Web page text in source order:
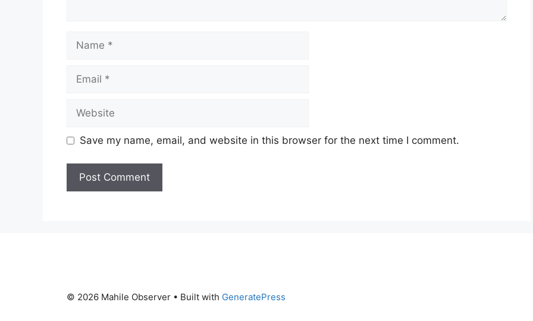
Name
Email
Website
Save my name, email, and website in this browser for the next time I comment.
© 2026 Mahile Observer • Built with GeneratePress